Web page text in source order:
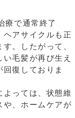
療で通常終了
ヘアサイクルも正
。したがって、
毛髪が再び生え
復しておりま
よっては、状態維
や、ホームケアが